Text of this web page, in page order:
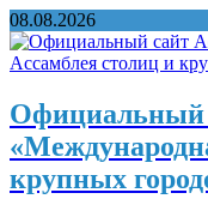
08.08.2026
Официальный
крупных